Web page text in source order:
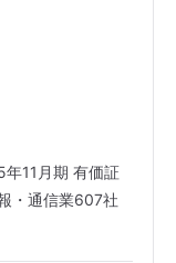
11月期 有価証
・通信業607社